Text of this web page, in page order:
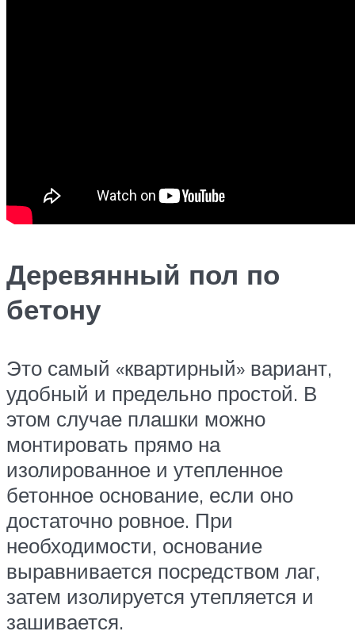
Деревянный пол по
бетону
Это самый «квартирный» вариант,
удобный и предельно простой. В
этом случае плашки можно
монтировать прямо на
изолированное и утепленное
бетонное основание, если оно
достаточно ровное. При
необходимости, основание
выравнивается посредством лаг,
затем изолируется утепляется и
зашивается.